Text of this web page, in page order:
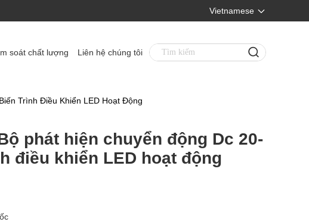
Vietnamese
soát chất lượng Liên hệ chúng tôi
Trình Điều Khiển LED Hoạt Động
phát hiện chuyển động Dc 20-
điều khiển LED hoạt động